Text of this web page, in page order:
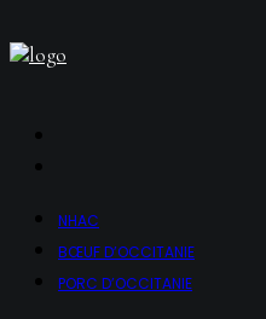
NHAC
BŒUF D’OCCITANIE
PORC D’OCCITANIE